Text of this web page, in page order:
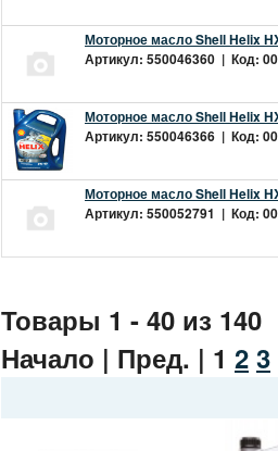
Моторное масло Shell Helix
Артикул: 550046360 | Код:
Моторное масло Shell Helix
Артикул: 550046366 | Код:
Моторное масло Shell Helix
Артикул: 550052791 | Код:
Товары 1 - 40 из 140
Начало | Пред. | 1 2 3